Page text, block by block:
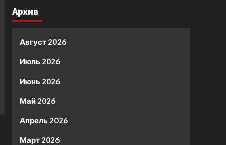
Архив
Август 2026
Июль 2026
Июнь 2026
Май 2026
Апрель 2026
Март 2026